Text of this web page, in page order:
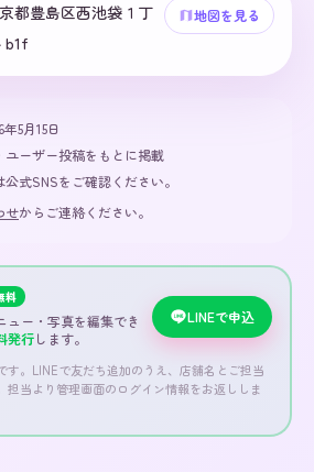
都豊島区西池袋１丁
b1f
地図を見る
年5月15日
ユーザー投稿をもとに掲載
式SNSをご確認ください。
せからご連絡ください。
料
ュー・写真を編集でき
発行します。
LINEで申込
。LINEで友だち追加のうえ、店舗名とご担当
担当より管理画面のログイン情報をお返ししま